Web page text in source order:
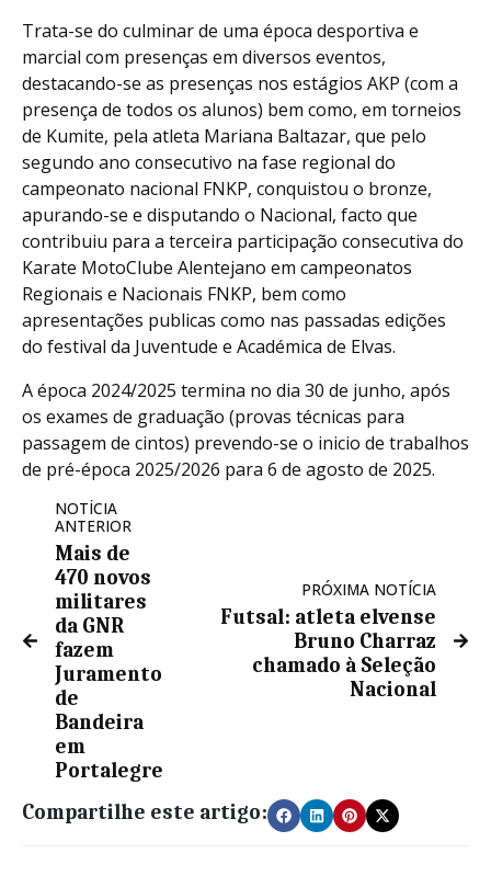
Trata-se do culminar de uma época desportiva e
marcial com presenças em diversos eventos,
destacando-se as presenças nos estágios AKP (com a
presença de todos os alunos) bem como, em torneios
de Kumite, pela atleta Mariana Baltazar, que pelo
segundo ano consecutivo na fase regional do
campeonato nacional FNKP, conquistou o bronze,
apurando-se e disputando o Nacional, facto que
contribuiu para a terceira participação consecutiva do
Karate MotoClube Alentejano em campeonatos
Regionais e Nacionais FNKP, bem como
apresentações publicas como nas passadas edições
do festival da Juventude e Académica de Elvas.
A época 2024/2025 termina no dia 30 de junho, após
os exames de graduação (provas técnicas para
passagem de cintos) prevendo-se o inicio de trabalhos
de pré-época 2025/2026 para 6 de agosto de 2025.
NOTÍCIA
ANTERIOR
Mais de
470 novos
militares
da GNR
fazem
Juramento
de
Bandeira
em
Portalegre
PRÓXIMA NOTÍCIA
Futsal: atleta elvense
Bruno Charraz
chamado à Seleção
Nacional
Compartilhe este artigo: